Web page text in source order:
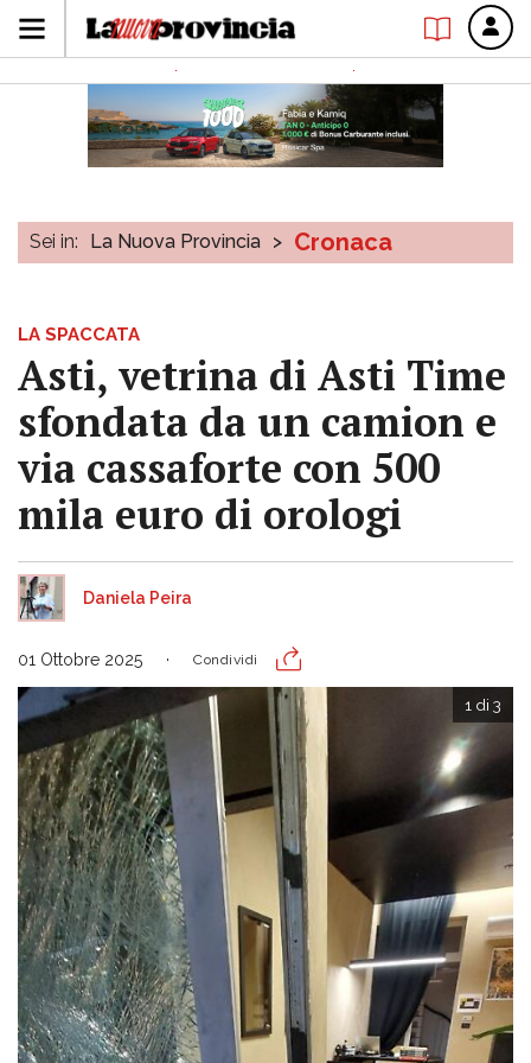
Sei in: La Nuova Provincia > Cronaca
LA SPACCATA
Asti, vetrina di Asti Time
sfondata da un camion e
via cassaforte con 500
mila euro di orologi
Daniela Peira
01 Ottobre 2025 Condividi
1 di 3